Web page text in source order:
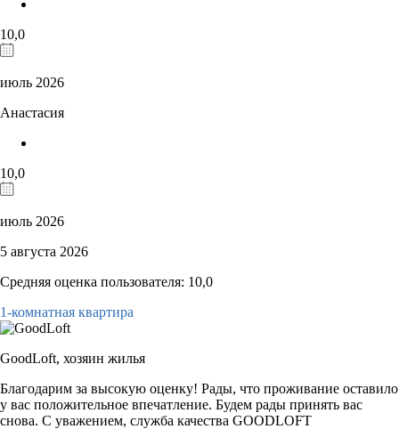
10,0
июль 2026
Анастасия
10,0
июль 2026
5 августа 2026
Средняя оценка пользователя: 10,0
1-комнатная квартира
GoodLoft, хозяин жилья
Благодарим за высокую оценку! Рады, что проживание оставило
у вас положительное впечатление. Будем рады принять вас
снова. С уважением, служба качества GOODLOFT